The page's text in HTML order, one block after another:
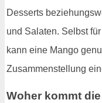
Desserts
und Salaten. Selbst
kann eine Mango
Zusammenstellung
Woher kommt